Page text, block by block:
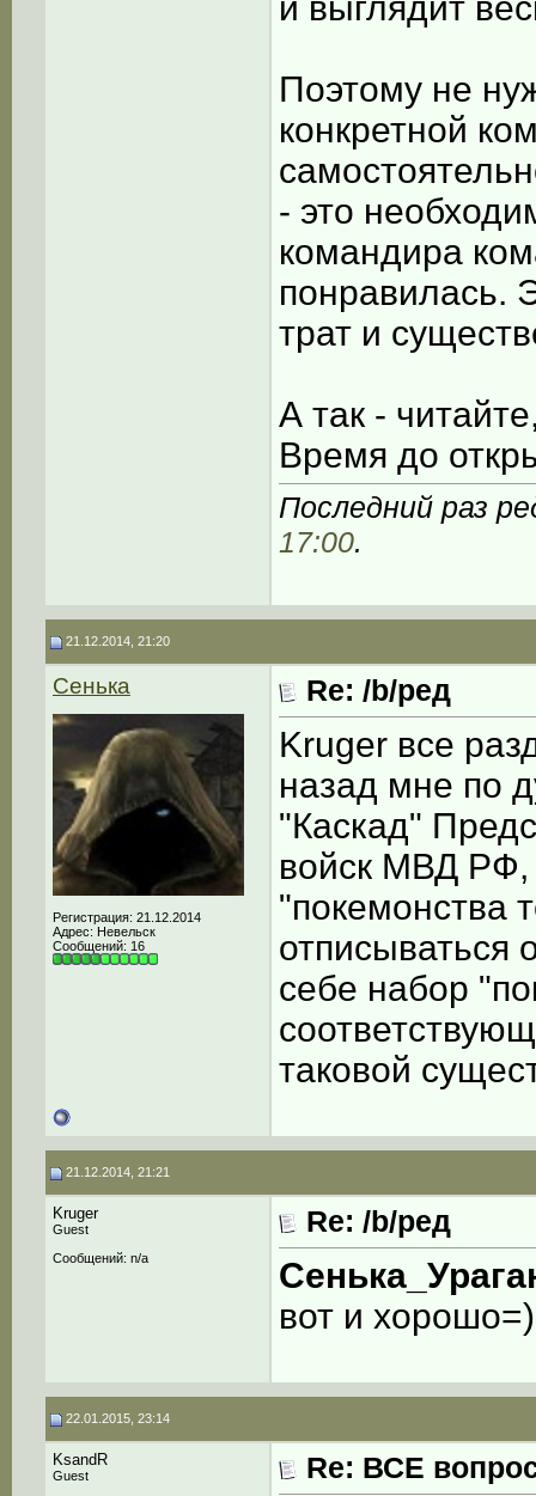
и выглядит
Поэтому не
конкретной
- это
командира
понравилась.
трат и
А так -
Время до
Последний раз
17:00.
21.12.2014, 21:20
Сенька
Регистрация: 21.12.2014
Адрес: Невельск
Сообщений: 16
Re: /b/ред
Kruger все
назад мне по
"Каскад"
войск МВД РФ,
"покемонства
отписываться
себе набор
таковой
21.12.2014, 21:21
Kruger
Guest
Сообщений: n/a
Re: /b/ред
вот и хорошо=)
22.01.2015, 23:14
KsandR
Guest
Re: ВСЕ